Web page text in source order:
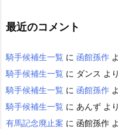
最近のコメント
騎手候補生一覧 に 函館孫作
騎手候補生一覧 に ダンス より
騎手候補生一覧 に 函館孫作
騎手候補生一覧 に あんず より
有馬記念廃止案 に 函館孫作